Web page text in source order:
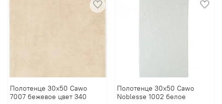
Полотенце 30х50 Cawo
7007 бежевое цвет 340
Полотенце 30x50 Cawo
Noblesse 1002 белое